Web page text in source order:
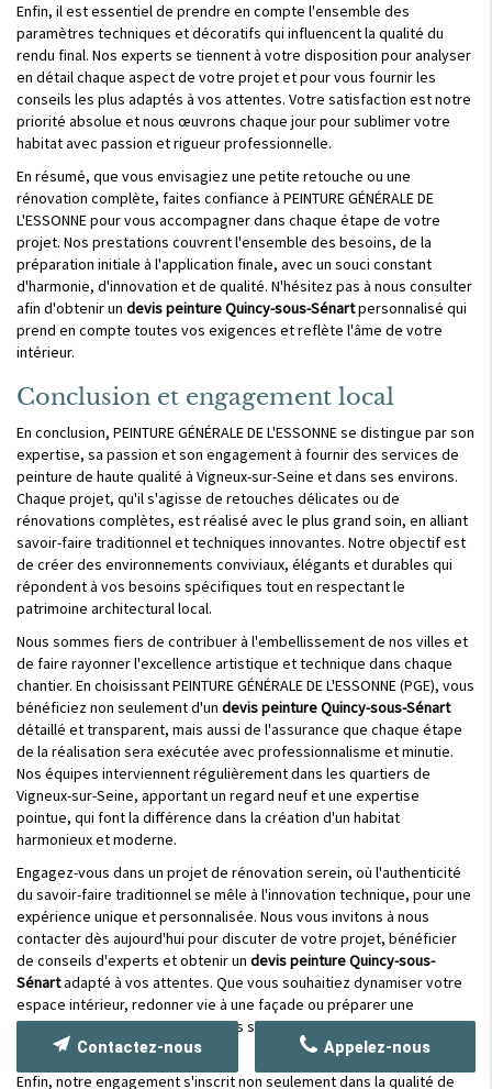
Enfin, il est essentiel de prendre en compte l'ensemble des
paramètres techniques et décoratifs qui influencent la qualité du
rendu final. Nos experts se tiennent à votre disposition pour analyser
en détail chaque aspect de votre projet et pour vous fournir les
conseils les plus adaptés à vos attentes. Votre satisfaction est notre
priorité absolue et nous œuvrons chaque jour pour sublimer votre
habitat avec passion et rigueur professionnelle.
En résumé, que vous envisagiez une petite retouche ou une
rénovation complète, faites confiance à PEINTURE GÉNÉRALE DE
L'ESSONNE pour vous accompagner dans chaque étape de votre
projet. Nos prestations couvrent l'ensemble des besoins, de la
préparation initiale à l'application finale, avec un souci constant
d'harmonie, d'innovation et de qualité. N'hésitez pas à nous consulter
afin d'obtenir un devis peinture Quincy-sous-Sénartpersonnalisé qui
prend en compte toutes vos exigences et reflète l'âme de votre
intérieur.
Conclusion et engagement local
En conclusion, PEINTURE GÉNÉRALE DE L'ESSONNE se distingue par son
expertise, sa passion et son engagement à fournir des services de
peinture de haute qualité à Vigneux-sur-Seine et dans ses environs.
Chaque projet, qu'il s'agisse de retouches délicates ou de
rénovations complètes, est réalisé avec le plus grand soin, en alliant
savoir-faire traditionnel et techniques innovantes. Notre objectif est
de créer des environnements conviviaux, élégants et durables qui
répondent à vos besoins spécifiques tout en respectant le
patrimoine architectural local.
Nous sommes fiers de contribuer à l'embellissement de nos villes et
de faire rayonner l'excellence artistique et technique dans chaque
chantier. En choisissant PEINTURE GÉNÉRALE DE L'ESSONNE (PGE), vous
bénéficiez non seulement d'un devis peinture Quincy-sous-Sénart
détaillé et transparent, mais aussi de l'assurance que chaque étape
de la réalisation sera exécutée avec professionnalisme et minutie.
Nos équipes interviennent régulièrement dans les quartiers de
Vigneux-sur-Seine, apportant un regard neuf et une expertise
pointue, qui font la différence dans la création d'un habitat
harmonieux et moderne.
Engagez-vous dans un projet de rénovation serein, où l'authenticité
du savoir-faire traditionnel se mêle à l'innovation technique, pour une
expérience unique et personnalisée. Nous vous invitons à nous
contacter dès aujourd'hui pour discuter de votre projet, bénéficier
de conseils d'experts et obtenir un devis peinture Quincy-sous-
Sénartadapté à vos attentes. Que vous souhaitiez dynamiser votre
espace intérieur, redonner vie à une façade ou préparer une
rénovation complète, nos équipes sont prêtes à intervenir en toute
efficacité et avec passion.
Enfin, notre engagement s'inscrit non seulement dans la qualité de
Appelez-nous
Contactez-nous